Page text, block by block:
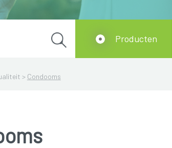
> Condooms
Producten